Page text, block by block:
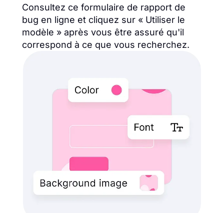
Consultez ce formulaire de rapport de
bug en ligne et cliquez sur « Utiliser le
modèle » après vous être assuré qu'il
correspond à ce que vous recherchez.